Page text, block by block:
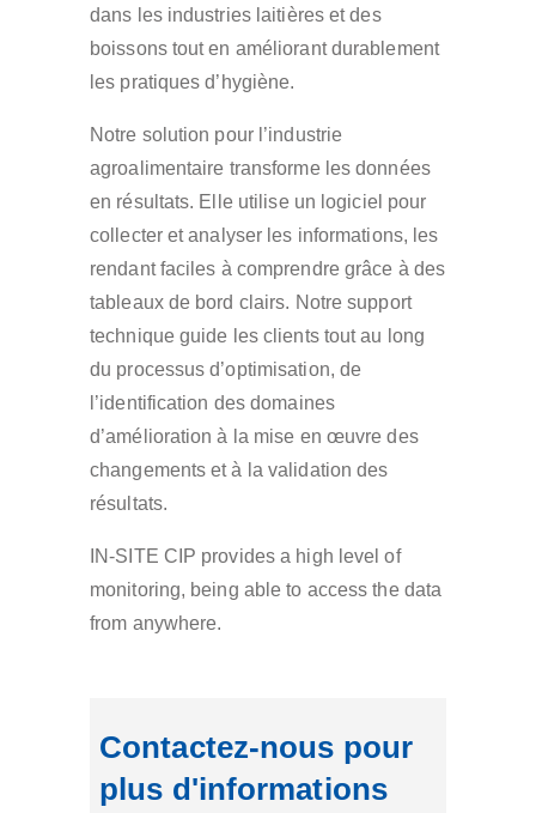
dans les industries laitières et des
boissons tout en améliorant durablement
les pratiques d’hygiène.
Notre solution pour l’industrie
agroalimentaire transforme les données
en résultats. Elle utilise un logiciel pour
collecter et analyser les informations, les
rendant faciles à comprendre grâce à des
tableaux de bord clairs. Notre support
technique guide les clients tout au long
du processus d’optimisation, de
l’identification des domaines
d’amélioration à la mise en œuvre des
changements et à la validation des
résultats.
IN-SITE CIP provides a high level of
monitoring, being able to access the data
from anywhere.
Contactez-nous pour
plus d'informations